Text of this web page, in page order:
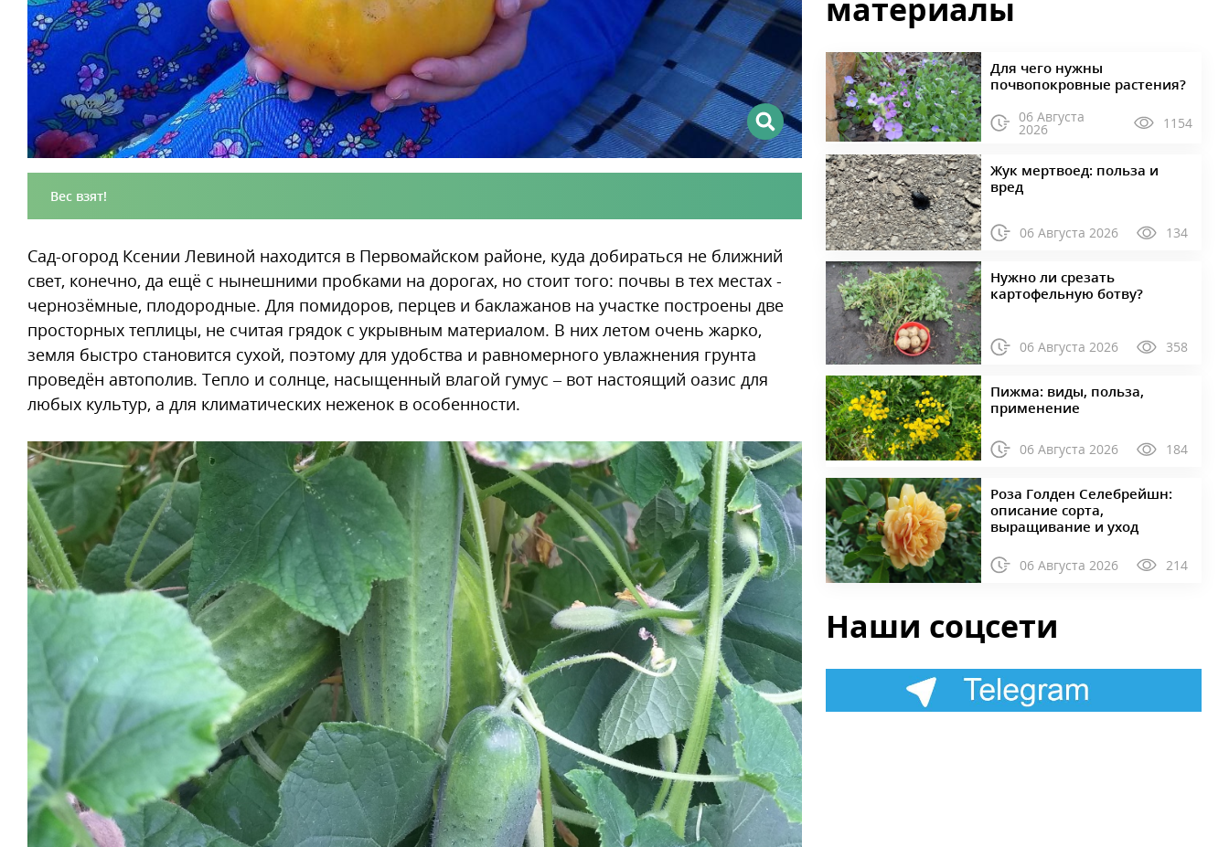
Вес взят!
Сад-огород Ксении Левиной находится в Первомайском районе, куда добираться не ближний
свет, конечно, да ещё с нынешними пробками на дорогах, но стоит того: почвы в тех местах -
чернозёмные, плодородные. Для помидоров, перцев и баклажанов на участке построены две
просторных теплицы, не считая грядок с укрывным материалом. В них летом очень жарко,
земля быстро становится сухой, поэтому для удобства и равномерного увлажнения грунта
проведён автополив. Тепло и солнце, насыщенный влагой гумус – вот настоящий оазис для
любых культур, а для климатических неженок в особенности.
материалы
Для чего нужны
почвопокровные растения?
06 Августа
2026 1154
Жук мертвоед: польза и
вред
06 Августа 2026 134
Нужно ли срезать
картофельную ботву?
06 Августа 2026 358
Пижма: виды, польза,
применение
06 Августа 2026 184
Роза Голден Селебрейшн:
описание сорта,
выращивание и уход
06 Августа 2026 214
Наши соцсети